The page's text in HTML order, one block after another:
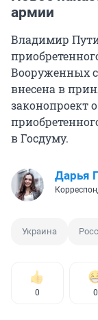
армии
Владимир
Вооруженных
внесена в
законопроект
в Госдуму.
Дарья
Украина
0 0